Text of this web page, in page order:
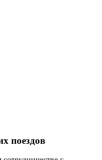
поездов